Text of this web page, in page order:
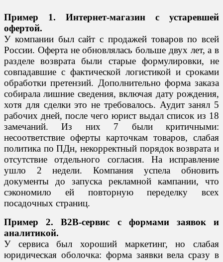
Пример 1. Интернет-магазин с устаревшей
офертой.
У компании был сайт с продажей товаров по всей
России. Оферта не обновлялась больше двух лет, а в
разделе возврата были старые формулировки, не
совпадавшие с фактической логистикой и сроками
обработки претензий. Дополнительно форма заказа
собирала лишние сведения, включая дату рождения,
хотя для сделки это не требовалось. Аудит занял 5
рабочих дней, после чего юрист выдал список из 18
замечаний. Из них 7 были критичными:
несоответствие оферты карточкам товаров, слабая
политика по ПДн, некорректный порядок возврата и
отсутствие отдельного согласия. На исправление
ушло 2 недели. Компания успела обновить
документы до запуска рекламной кампании, что
сэкономило ей повторную переделку всех
посадочных страниц.
Пример 2. B2B-сервис с формами заявок и
аналитикой.
У сервиса был хороший маркетинг, но слабая
юридическая оболочка: форма заявки вела сразу в